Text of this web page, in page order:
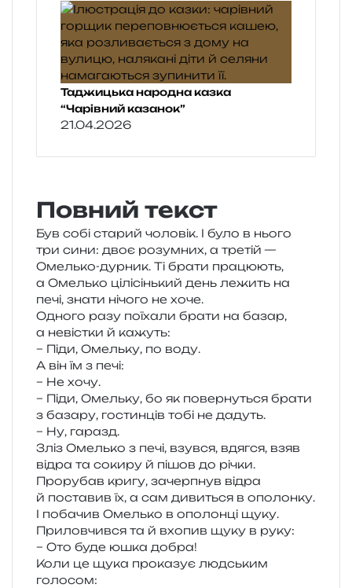
Таджицька народна казка
“Чарівний казанок”
21.04.2026
Повний текст
Був собі ста­рий чоло­вік. І було в нього
три сини: двоє розум­них, а тре­тій —
Омелько-дур­ник. Ті брати пра­цю­ють,
а Омелько цілі­сінь­кий день лежить на
печі, знати нічо­го не хоче.
Одного разу поїха­ли брати на базар,
а невіс­тки й кажуть:
– Піди, Омельку, по воду.
А він їм з печі:
– Не хочу.
– Піди, Омельку, бо як повер­ну­ться брати
з база­ру, гостин­ців тобі не дадуть.
– Ну, гаразд.
Зліз Омелько з печі, взув­ся, вдяг­ся, взяв
відра та соки­ру й пішов до річки.
Прорубав кригу, зачер­пнув відра
й поста­вив їх, а сам диви­ться в опо­лон­ку.
І поба­чив Омелько в опо­лон­ці щуку.
Приловчився та й вхо­пив щуку в руку:
– Ото буде юшка добра!
Коли це щука про­ка­зує люд­ським
голосом: